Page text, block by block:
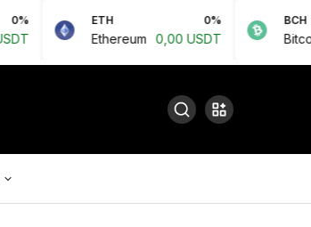
ETH
Ethereum 0,00 USDT
BCH
Bitcoin Cash